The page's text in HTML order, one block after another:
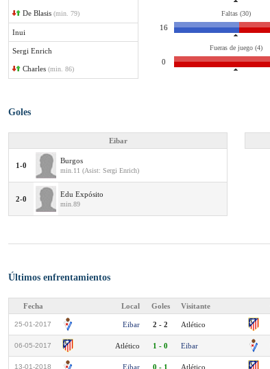
De Blasis (min. 79)
Inui
Sergi Enrich
Charles (min. 86)
Faltas (30)
16
Fueras de juego (4)
0
Goles
Eibar
1-0
Burgos
min.11 (Asist: Sergi Enrich)
2-0
Edu Expósito
min.89
Últimos enfrentamientos
Fecha Local Goles Visitante
25-01-2017 Eibar 2 - 2 Atlético
06-05-2017 Atlético 1 - 0 Eibar
13-01-2018 Eibar 0 - 1 Atlético